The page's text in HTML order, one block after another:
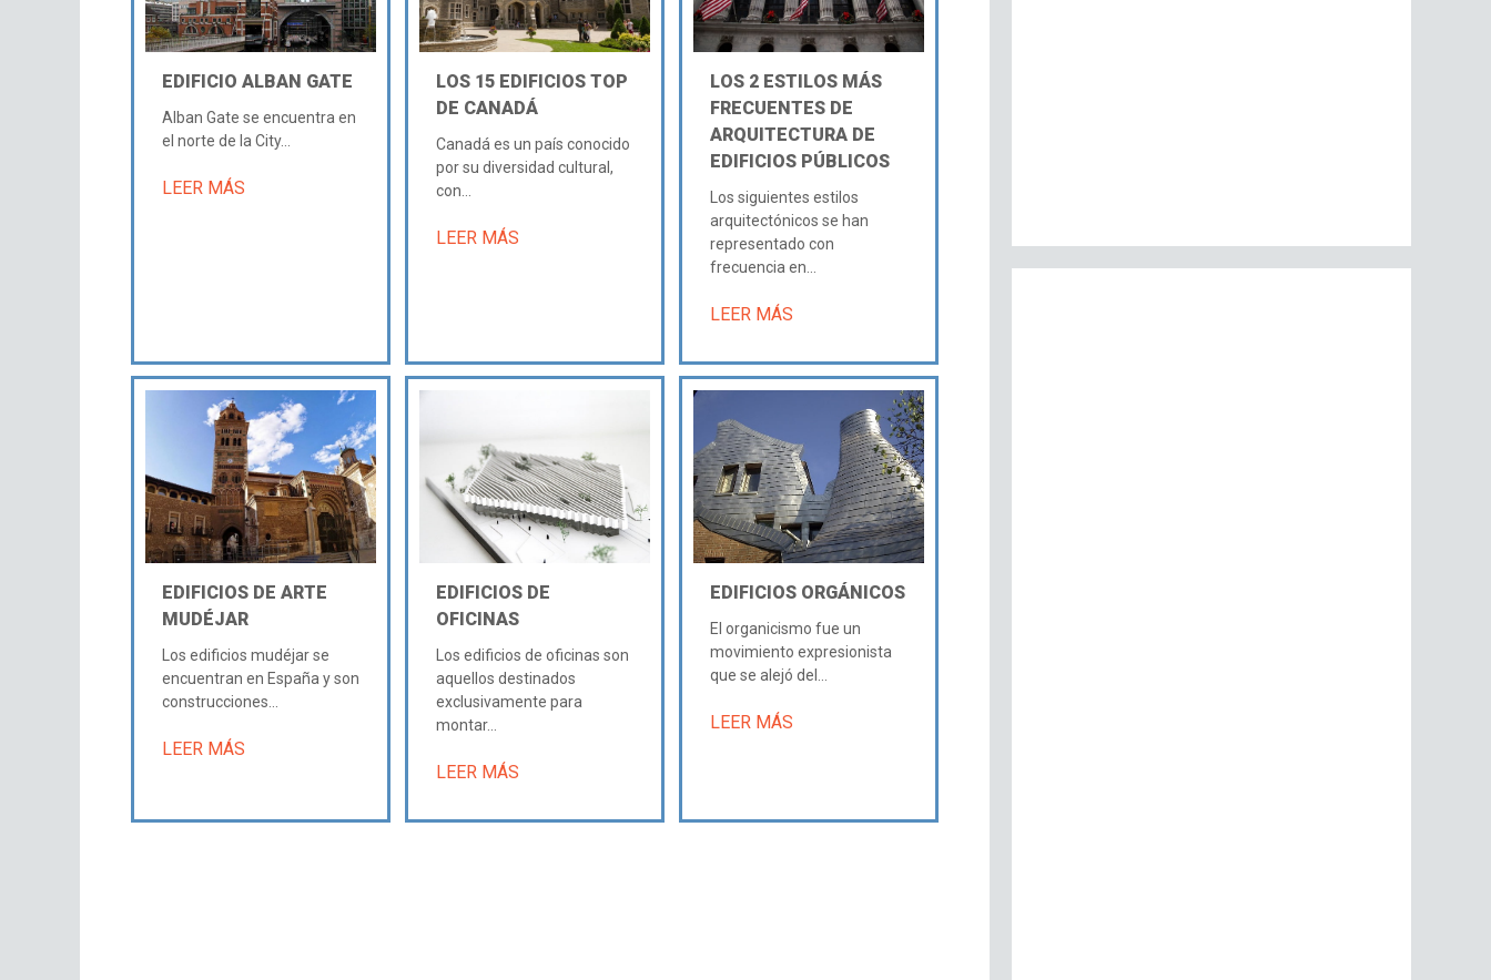
EDIFICIO ALBAN GATE
Alban Gate se encuentra en
el norte de la City...
LEER MÁS
LOS 15 EDIFICIOS TOP
DE CANADÁ
Canadá es un país conocido
por su diversidad cultural,
con...
LEER MÁS
LOS 2 ESTILOS MÁS
FRECUENTES DE
ARQUITECTURA DE
EDIFICIOS PÚBLICOS
Los siguientes estilos
arquitectónicos se han
representado con
frecuencia en...
LEER MÁS
EDIFICIOS DE ARTE
MUDÉJAR
Los edificios mudéjar se
encuentran en España y son
construcciones...
LEER MÁS
EDIFICIOS DE
OFICINAS
Los edificios de oficinas son
aquellos destinados
exclusivamente para
montar...
LEER MÁS
EDIFICIOS ORGÁNICOS
El organicismo fue un
movimiento expresionista
que se alejó del...
LEER MÁS